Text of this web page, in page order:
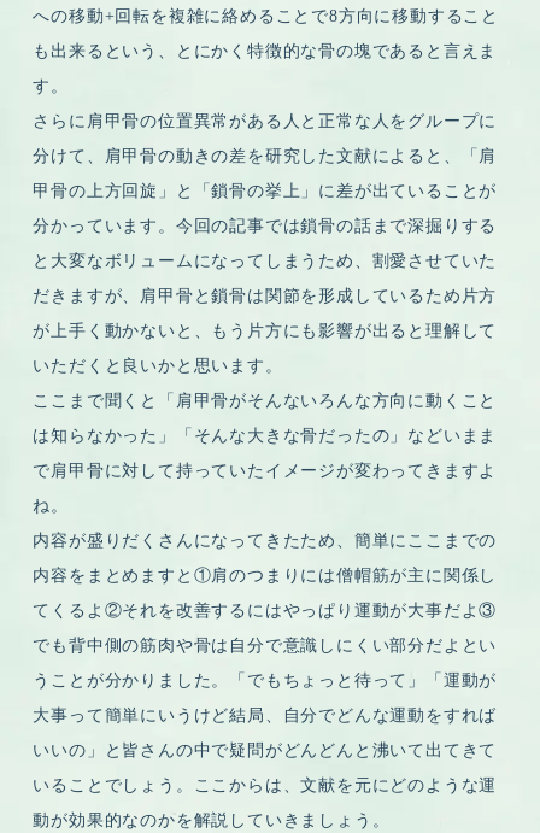
への移動+回転を複雑に絡めることで8方向に移動すること
も出来るという、とにかく特徴的な骨の塊であると言えま
す。
さらに肩甲骨の位置異常がある人と正常な人をグループに
分けて、肩甲骨の動きの差を研究した文献によると、「肩
甲骨の上方回旋」と「鎖骨の挙上」に差が出ていることが
分かっています。今回の記事では鎖骨の話まで深掘りする
と大変なボリュームになってしまうため、割愛させていた
だきますが、肩甲骨と鎖骨は関節を形成しているため片方
が上手く動かないと、もう片方にも影響が出ると理解して
いただくと良いかと思います。
ここまで聞くと「肩甲骨がそんないろんな方向に動くこと
は知らなかった」「そんな大きな骨だったの」などいまま
で肩甲骨に対して持っていたイメージが変わってきますよ
ね。
内容が盛りだくさんになってきたため、簡単にここまでの
内容をまとめますと①肩のつまりには僧帽筋が主に関係し
てくるよ②それを改善するにはやっぱり運動が大事だよ③
でも背中側の筋肉や骨は自分で意識しにくい部分だよとい
うことが分かりました。「でもちょっと待って」「運動が
大事って簡単にいうけど結局、自分でどんな運動をすれば
いいの」と皆さんの中で疑問がどんどんと沸いて出てきて
いることでしょう。ここからは、文献を元にどのような運
動が効果的なのかを解説していきましょう。